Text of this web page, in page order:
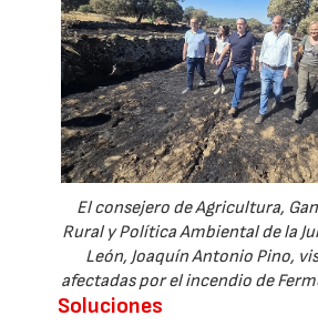
El consejero de Agricultura,
Rural y Política Ambiental de la
León, Joaquín Antonio Pino,
afectadas por el incendio de
Soluciones